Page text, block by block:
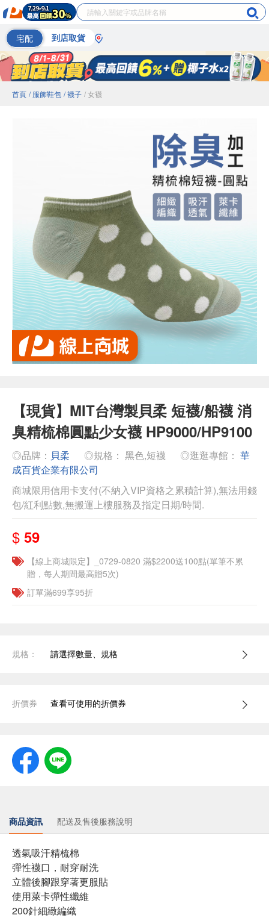
宅配 到店取貨
首頁 / 服飾鞋包 / 襪子 / 女襪
【現貨】MIT台灣製貝柔 短襪/船襪 消
臭精梳棉圓點少女襪 HP9000/HP9100
◎品牌： 貝柔 ◎規格： 黑色,短襪 ◎逛逛專館： 華
成百貨企業有限公司
商城限用信用卡支付(不納入VIP資格之累積計算),無法用錢
包/紅利點數,無搬運上樓服務及指定日期/時間.
$ 59
【線上商城限定】_0729-0820 滿$2200送100點(單筆不累
贈，每人期間最高贈5次)
訂單滿699享95折
規格： 請選擇數量、規格
折價券 查看可使用的折價券
商品資訊 配送及售後服務說明
透氣吸汗精梳棉
彈性襪口，耐穿耐洗
立體後腳跟穿著更服貼
使用萊卡彈性纖維
200針細緻編織